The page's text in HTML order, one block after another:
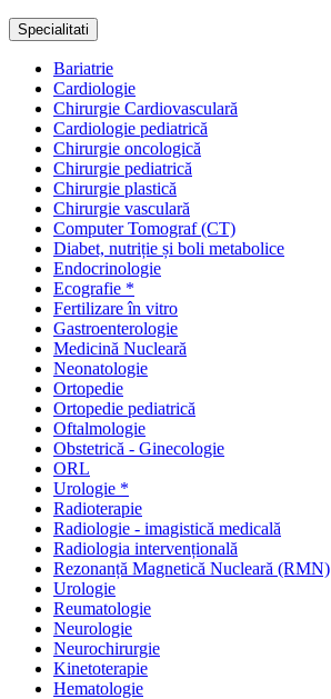
Specialitati
Bariatrie
Cardiologie
Chirurgie Cardiovasculară
Cardiologie pediatrică
Chirurgie oncologică
Chirurgie pediatrică
Chirurgie plastică
Chirurgie vasculară
Computer Tomograf (CT)
Diabet, nutriție și boli metabolice
Endocrinologie
Ecografie *
Fertilizare în vitro
Gastroenterologie
Medicină Nucleară
Neonatologie
Ortopedie
Ortopedie pediatrică
Oftalmologie
Obstetrică - Ginecologie
ORL
Urologie *
Radioterapie
Radiologie - imagistică medicală
Radiologia intervențională
Rezonanță Magnetică Nucleară (RMN)
Urologie
Reumatologie
Neurologie
Neurochirurgie
Kinetoterapie
Hematologie